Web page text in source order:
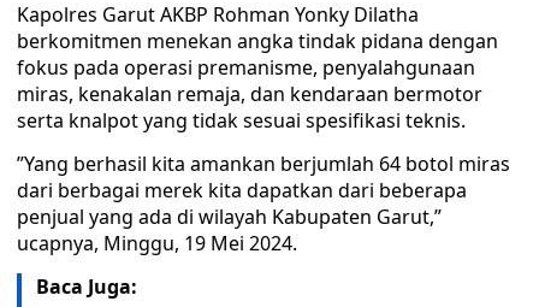
Kapolres Garut AKBP Rohman Yonky Dilatha
berkomitmen menekan angka tindak pidana dengan
fokus pada operasi premanisme, penyalahgunaan
miras, kenakalan remaja, dan kendaraan bermotor
serta knalpot yang tidak sesuai spesifikasi teknis.
”Yang berhasil kita amankan berjumlah 64 botol miras
dari berbagai merek kita dapatkan dari beberapa
penjual yang ada di wilayah Kabupaten Garut,”
ucapnya, Minggu, 19 Mei 2024.
Baca Juga: